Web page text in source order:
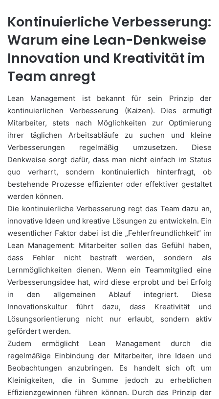
Kontinuierliche Verbesserung:
Warum eine Lean-Denkweise
Innovation und Kreativität im
Team anregt
Lean Management ist bekannt für sein Prinzip der
kontinuierlichen Verbesserung (Kaizen). Dies ermutigt
Mitarbeiter, stets nach Möglichkeiten zur Optimierung
ihrer täglichen Arbeitsabläufe zu suchen und kleine
Verbesserungen regelmäßig umzusetzen. Diese
Denkweise sorgt dafür, dass man nicht einfach im Status
quo verharrt, sondern kontinuierlich hinterfragt, ob
bestehende Prozesse effizienter oder effektiver gestaltet
werden können.
Die kontinuierliche Verbesserung regt das Team dazu an,
innovative Ideen und kreative Lösungen zu entwickeln. Ein
wesentlicher Faktor dabei ist die „Fehlerfreundlichkeit“ im
Lean Management: Mitarbeiter sollen das Gefühl haben,
dass Fehler nicht bestraft werden, sondern als
Lernmöglichkeiten dienen. Wenn ein Teammitglied eine
Verbesserungsidee hat, wird diese erprobt und bei Erfolg
in den allgemeinen Ablauf integriert. Diese
Innovationskultur führt dazu, dass Kreativität und
Lösungsorientierung nicht nur erlaubt, sondern aktiv
gefördert werden.
Zudem ermöglicht Lean Management durch die
regelmäßige Einbindung der Mitarbeiter, ihre Ideen und
Beobachtungen anzubringen. Es handelt sich oft um
Kleinigkeiten, die in Summe jedoch zu erheblichen
Effizienzgewinnen führen können. Durch das Prinzip der